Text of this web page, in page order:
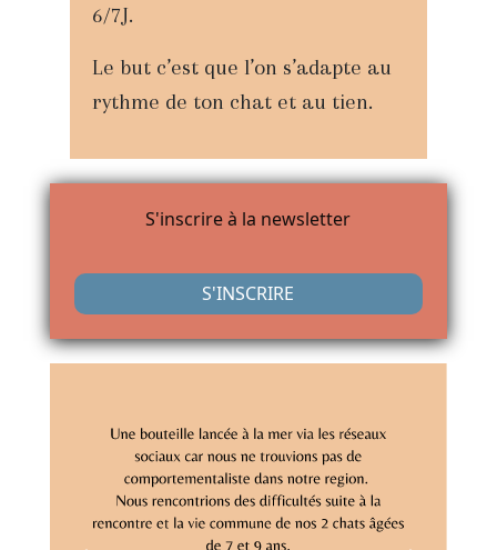
6/7J.
Le but c’est que l’on s’adapte au
rythme de ton chat et au tien.
S'inscrire à la newsletter
S'INSCRIRE